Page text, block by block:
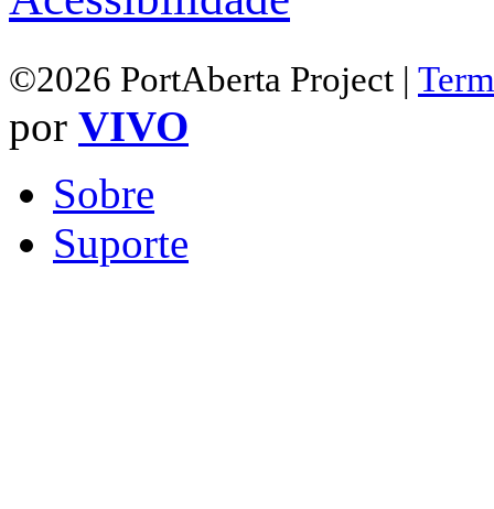
©2026 PortAberta Project |
por VIVO
Sobre
Suporte